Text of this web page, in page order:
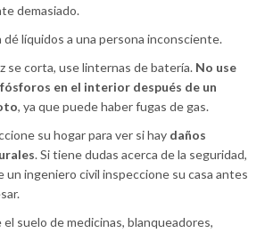
demasiado.
dé líquidos a una persona inconsciente.
se corta, use linternas de batería. No use
en el interior después de un
, ya que puede haber fugas de gas.
su hogar para ver si hay daños
. Si tiene dudas acerca de la seguridad,
un ingeniero civil inspeccione su casa antes
el suelo de medicinas, blanqueadores,